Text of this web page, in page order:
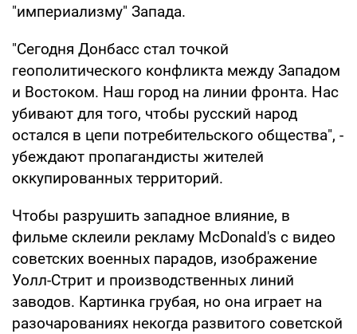
"империализму" Запада.
"Сегодня Донбасс стал точкой
геополитического конфликта между Западом
и Востоком. Наш город на линии фронта. Нас
убивают для того, чтобы русский народ
остался в цепи потребительского общества", -
убеждают пропагандисты жителей
оккупированных территорий.
Чтобы разрушить западное влияние, в
фильме склеили рекламу McDonald's с видео
советских военных парадов, изображение
Уолл-Стрит и производственных линий
заводов. Картинка грубая, но она играет на
разочарованиях некогда развитого советской